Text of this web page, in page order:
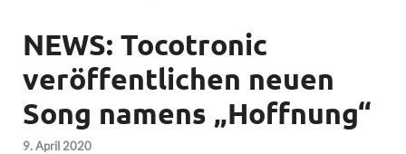
NEWS: Tocotronic
veröffentlichen neuen
Song namens „Hoffnung“
9. April 2020